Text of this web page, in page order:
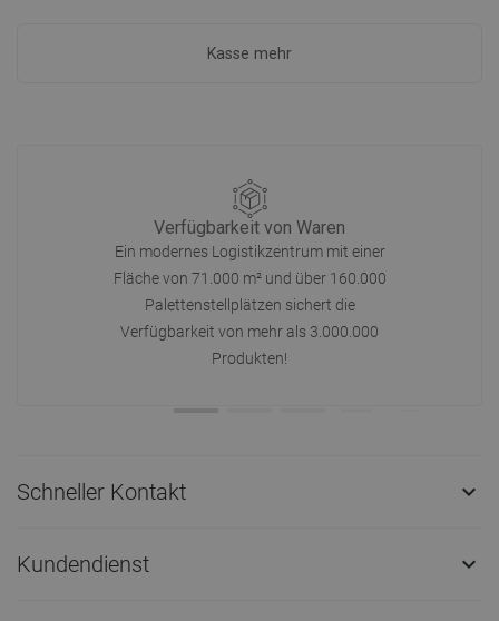
Kasse mehr
Verfügbarkeit von Waren
Ein modernes Logistikzentrum mit einer
Fläche von 71.000 m² und über 160.000
Palettenstellplätzen sichert die
Verfügbarkeit von mehr als 3.000.000
Produkten!
Schneller Kontakt 
Kundendienst 